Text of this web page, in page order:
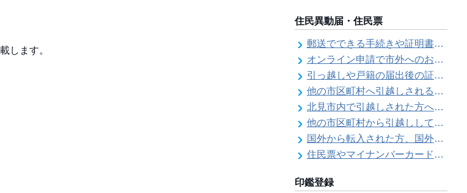
します。
住民異動届・住民票
郵送でできる手続きや証明書等の交付請求（住民票・戸籍・国民年金関係）
オンライン申請で市外へのお引越し手続き（転出届）ができます
引っ越しや戸籍の届出後の証明書発行可能日
他の市区町村へ引越しされる方へ（転出届）
北見市内で引越しされた方へ（転居届）
他の市区町村から引越しして来た方へ（転入届）
国外から転入された方、国外へ転出される方へ
住民票やマイナンバーカード、印鑑証明書に旧氏（旧姓）が併記できるようになりました！
印鑑登録